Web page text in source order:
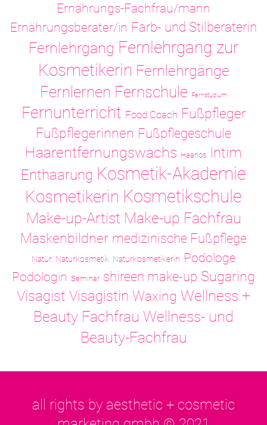
Ernährungs-Fachfrau/mann
Ernährungsberater/in Farb- und Stilberaterin
Fernlehrgang Fernlehrgang zur
Kosmetikerin Fernlehrgänge
Fernlernen Fernschule Fernstudium
Fernunterricht Food Coach Fußpfleger
Fußpflegerinnen Fußpflegeschule
Haarentfernungswachs Haarlos Intim
Enthaarung Kosmetik-Akademie
Kosmetikerin Kosmetikschule
Make-up-Artist Make-up Fachfrau
Maskenbildner medizinische Fußpflege
Natur Naturkosmetik Naturkosmetikerin Podologe
Podologin Seminar shireen make-up Sugaring
Visagist Visagistin Waxing Wellness +
Beauty Fachfrau Wellness- und
Beauty-Fachfrau
all rights by aesthetic + cosmetic